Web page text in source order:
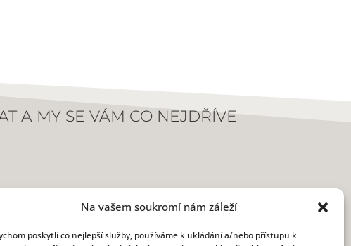
Na vašem soukromí nám záleží
poskytli co nejlepší služby, používáme k ukládání a/nebo přístupu k
A MY SE VÁM CO NEJDŘÍVE